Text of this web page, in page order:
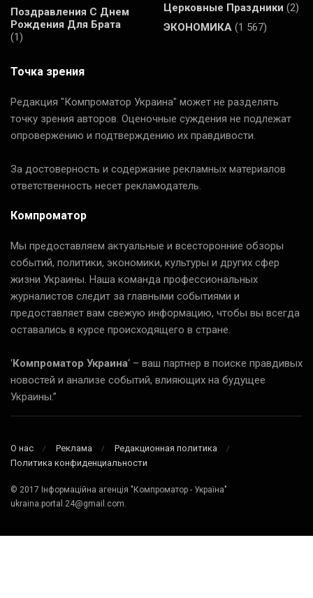
Поздравления С Днем
Рождения Для Брата
(1)
Церковные Праздники (2)
ЭКОНОМИКА (1 567)
Точка зрения
Редакция "Компроматор Украина" может не разделять
точку зрения авторов. Оценочные суждения не подлежат
опровержению и подтверждению их правдивости.
За достоверность и содержание рекламных материалов
ответственность несет рекламодатель.
Компроматор
Мы предоставляем актуальные и всесторонние обзоры
событий, политики, экономики, культуры и других сфер
жизни Украины. Наша команда профессиональных
журналистов следит за главными событиями и
предоставляет вам свежую информацию, чтобы вы всегда
оставались в курсе происходящего в стране.
‘Компроматор Украина‘ – ваш партнер в поиске правдивых
новостей и анализе событий, влияющих на будущее
Украины.”
О нас Реклама
Редакционная политика
Политика конфиденциальности
© 2017 Інформаційна агенція "Компроматор - Україна"
ukraina.portal.24@gmail.com.